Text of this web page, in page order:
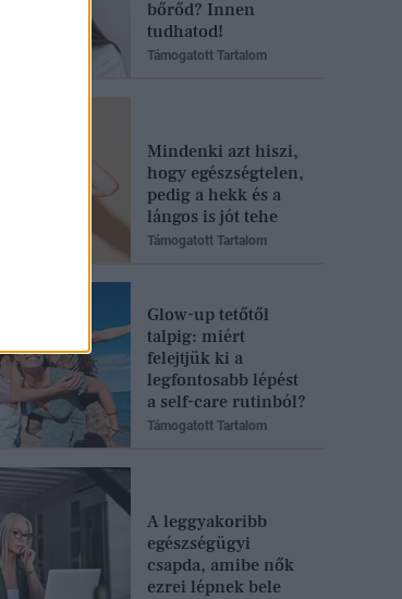
bőrőd? Innen
tudhatod!
Támogatott Tartalom
Mindenki azt hiszi,
hogy egészségtelen,
pedig a hekk és a
lángos is jót tehe
Támogatott Tartalom
Glow-up tetőtől
talpig: miért
felejtjük ki a
legfontosabb lépést
a self-care rutinból?
Támogatott Tartalom
A leggyakoribb
egészségügyi
csapda, amibe nők
ezrei lépnek bele